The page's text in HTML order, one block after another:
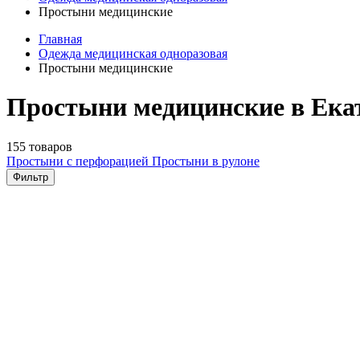
Простыни медицинские
Главная
Одежда медицинская одноразовая
Простыни медицинские
Простыни медицинские в
155 товаров
Простыни с перфорацией Простыни в рулоне
Фильтр